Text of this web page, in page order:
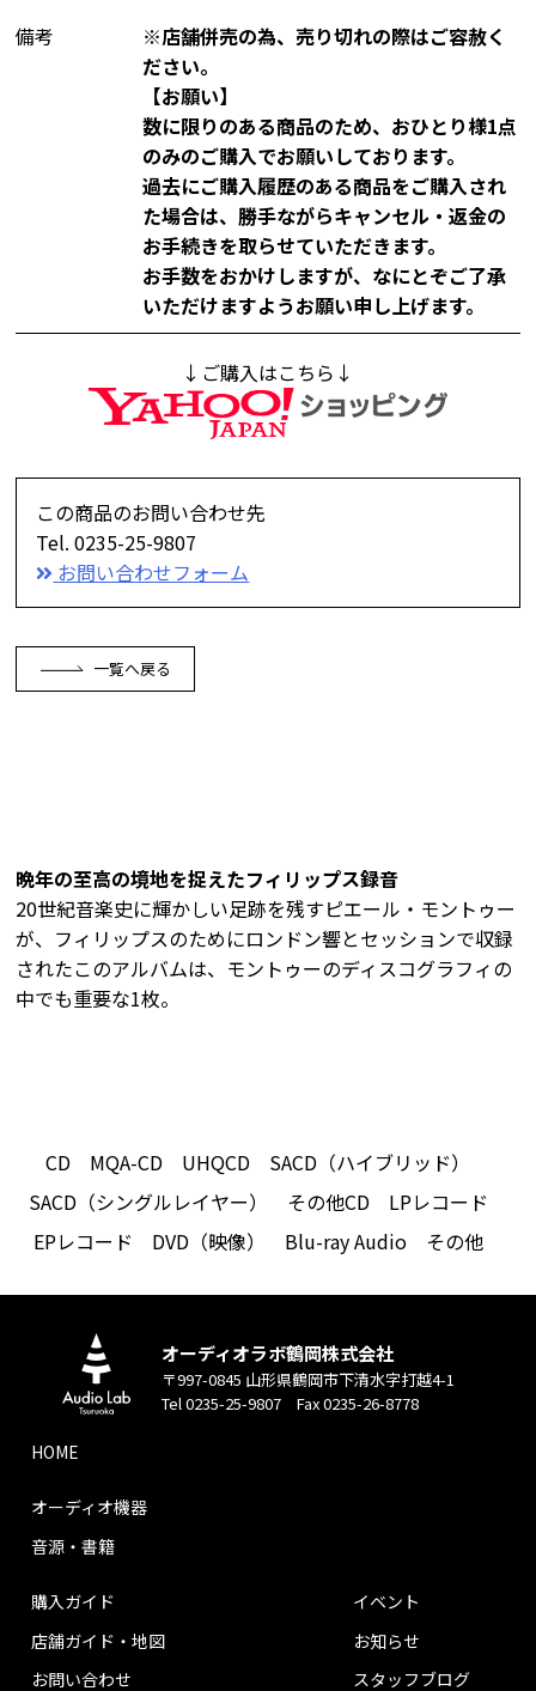
備考
※店舗併売の為、売り切れの際はご容赦く
ださい。
【お願い】
数に限りのある商品のため、おひとり様1点
のみのご購入でお願いしております。
過去にご購入履歴のある商品をご購入され
た場合は、勝手ながらキャンセル・返金の
お手続きを取らせていただきます。
お手数をおかけしますが、なにとぞご了承
いただけますようお願い申し上げます。
↓ご購入はこちら↓
この商品のお問い合わせ先
Tel. 0235-25-9807
お問い合わせフォーム
一覧へ戻る
晩年の至高の境地を捉えたフィリップス録音
20世紀音楽史に輝かしい足跡を残すピエール・モントゥー
が、フィリップスのためにロンドン響とセッションで収録
されたこのアルバムは、モントゥーのディスコグラフィの
中でも重要な1枚。
CD MQA-CD UHQCD
SACD（ハイブリッド）
SACD（シングルレイヤー）
その他CD
LPレコード
EPレコード
DVD（映像） Blu-ray Audio その他
オーディオラボ鶴岡株式会社
〒997-0845 山形県鶴岡市下清水字打越4-1
Tel 0235-25-9807 Fax 0235-26-8778
HOME
オーディオ機器
音源・書籍
購入ガイド
店舗ガイド・地図
お問い合わせ
イベント
お知らせ
スタッフブログ